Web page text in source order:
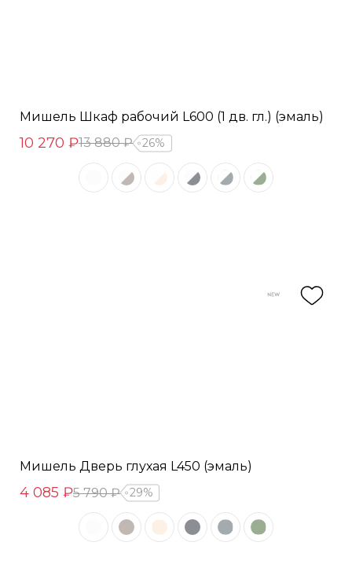
Мишель Шкаф рабочий L600 (1 дв. гл.) (эмаль)
10 270 ₽13 880 ₽ 26%
Мишель Дверь глухая L450 (эмаль)
4 085 ₽5 790 ₽ 29%